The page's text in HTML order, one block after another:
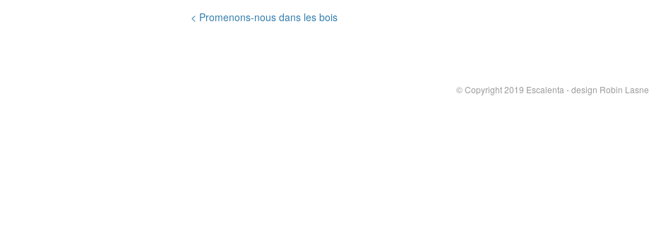
Post
< Promenons-nous dans les bois
© Copyright 2019 Escalenta - design Robin Lasne